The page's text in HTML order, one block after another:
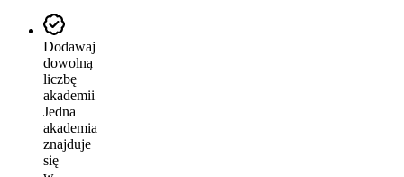
Dodawaj
dowolną
liczbę
akademii
Jedna
akademia
znajduje
się